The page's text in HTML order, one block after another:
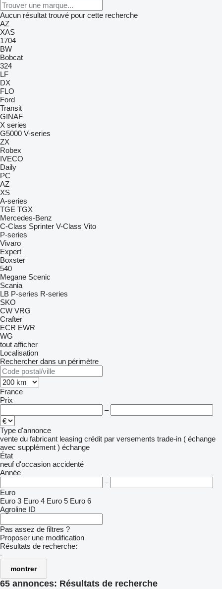
Aucun résultat trouvé pour cette recherche
AZ
XAS
1704
BW
Bobcat
324
LF
DX
FLO
Ford
Transit
GINAF
X series
G5000 V-series
ZX
Robex
IVECO
Daily
PC
AZ
XS
A-series
TGE TGX
Mercedes-Benz
C-Class Sprinter V-Class Vito
P-series
Vivaro
Expert
Boxster
540
Megane Scenic
Scania
LB P-series R-series
SKO
CW VRG
Crafter
ECR EWR
WG
tout afficher
Localisation
Rechercher dans un périmètre
France
Prix
–
Type d'annonce
vente du fabricant leasing crédit par versements trade-in ( échange
avec supplément ) échange
État
neuf d'occasion accidenté
Année
–
Euro
Euro 3 Euro 4 Euro 5 Euro 6
Agroline ID
Pas assez de filtres ?
Proposer une modification
Résultats de recherche:
-
montrer
65 annonces: Résultats de recherche